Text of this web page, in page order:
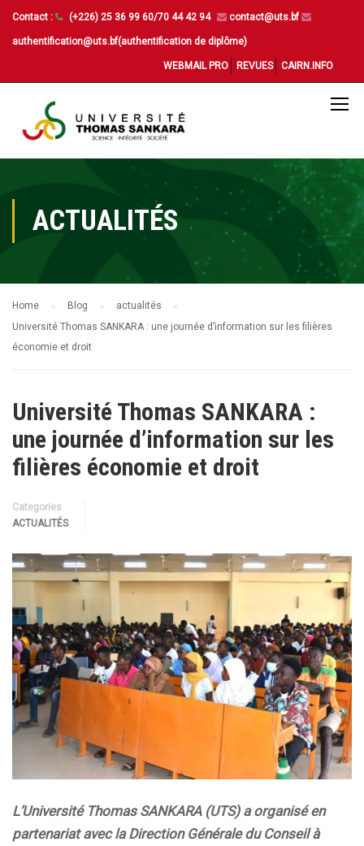
Contact : (+226) 25 36 99 60/70 44 42 94 contact@uts.bf
authentification@uts.bf(authentification de diplôme)
WEBMAIL PRO REVUES CAIRN.INFO
ACTUALITÉS
Home Blog
actualités
Université Thomas SANKARA : une journée d’information sur les filières
économie et droit
Université Thomas SANKARA :
une journée d’information sur les
filières économie et droit
Categories
ACTUALITÉS
L’Université Thomas SANKARA (UTS) a organisé en
partenariat avec la Direction Générale du Conseil à